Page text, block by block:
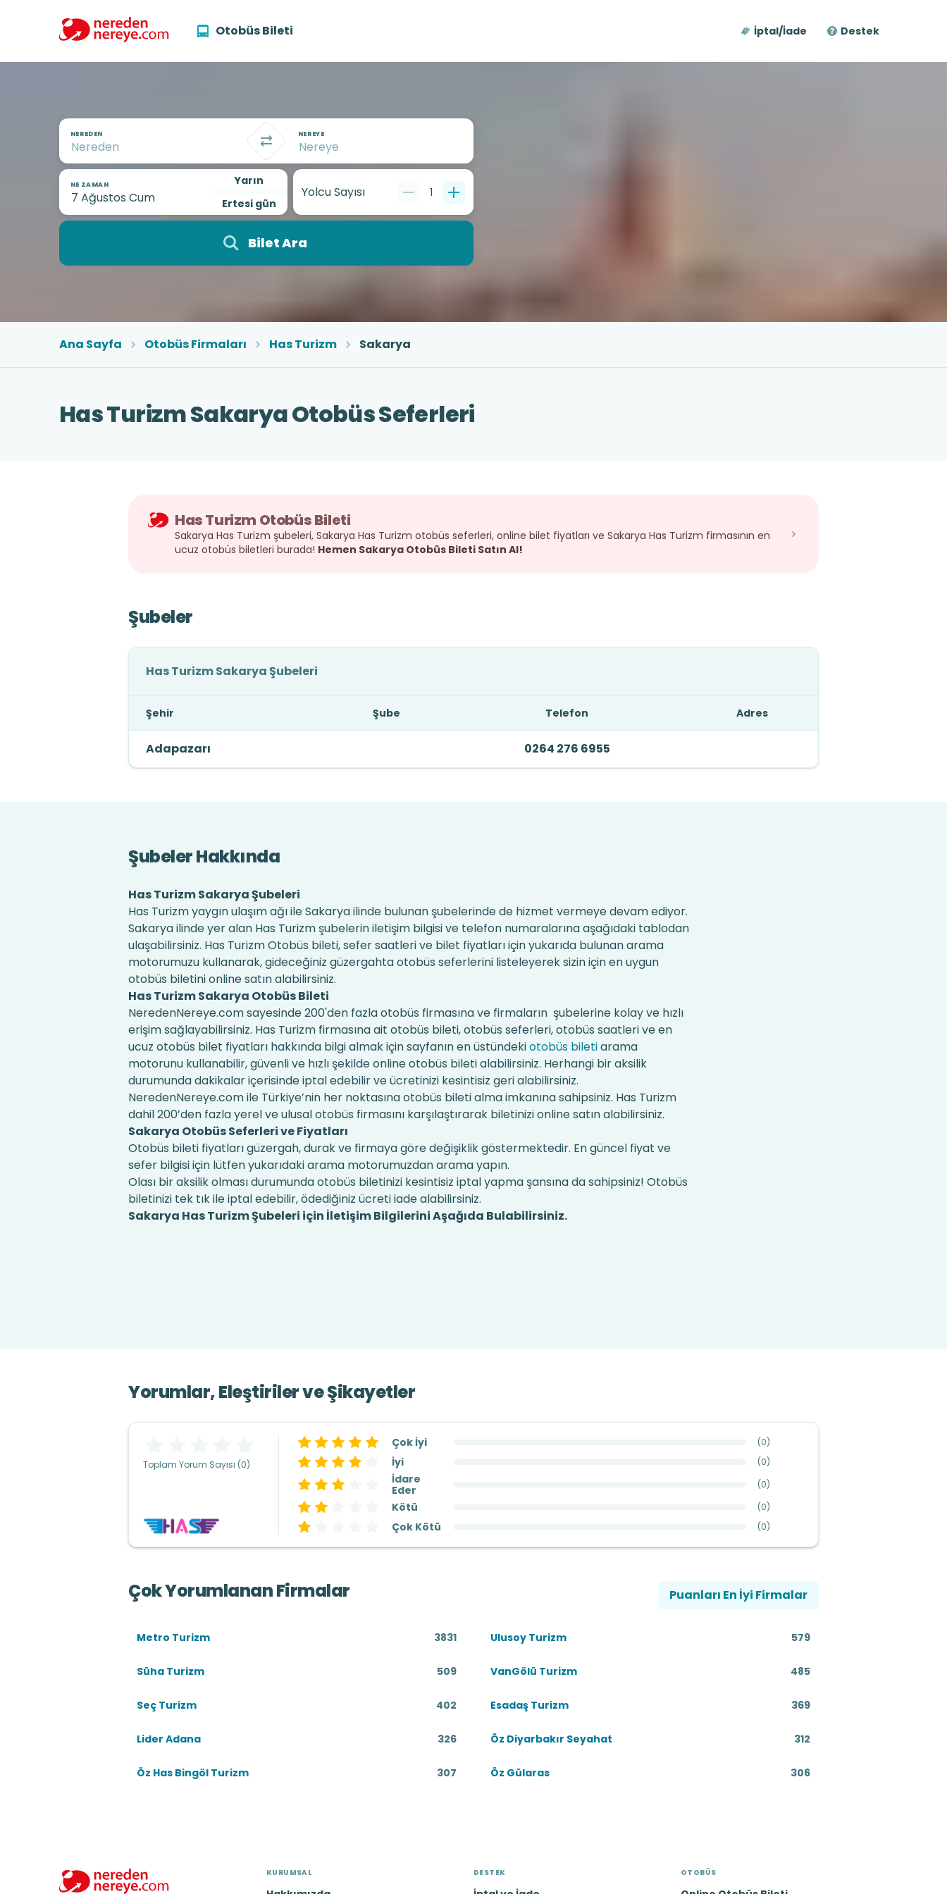
Otobüs Bileti İptal/İade Destek
NEREDEN NEREYE
NE ZAMAN
Yarın
Ertesi gün
Yolcu Sayısı 1
Bilet Ara
Ana Sayfa Otobüs Firmaları Has Turizm Sakarya
Has Turizm Sakarya Otobüs Seferleri
Has Turizm Otobüs Bileti
Sakarya Has Turizm şubeleri, Sakarya Has Turizm otobüs seferleri, online bilet fiyatları ve Sakarya Has Turizm firmasının en
ucuz otobüs biletleri burada! Hemen Sakarya Otobüs Bileti Satın Al!
Şubeler
Has Turizm Sakarya Şubeleri
Şehir Şube Telefon Adres
Adapazarı 0264 276 6955
Şubeler Hakkında
Has Turizm Sakarya Şubeleri
Has Turizm yaygın ulaşım ağı ile Sakarya ilinde bulunan şubelerinde de hizmet vermeye devam ediyor.
Sakarya ilinde yer alan Has Turizm şubelerin iletişim bilgisi ve telefon numaralarına aşağıdaki tablodan
ulaşabilirsiniz. Has Turizm Otobüs bileti, sefer saatleri ve bilet fiyatları için yukarıda bulunan arama
motorumuzu kullanarak, gideceğiniz güzergahta otobüs seferlerini listeleyerek sizin için en uygun
otobüs biletini online satın alabilirsiniz.
Has Turizm Sakarya Otobüs Bileti
NeredenNereye.com sayesinde 200'den fazla otobüs firmasına ve firmaların şubelerine kolay ve hızlı
erişim sağlayabilirsiniz. Has Turizm firmasına ait otobüs bileti, otobüs seferleri, otobüs saatleri ve en
ucuz otobüs bilet fiyatları hakkında bilgi almak için sayfanın en üstündekiotobüs biletiarama
motorunu kullanabilir, güvenli ve hızlı şekilde online otobüs bileti alabilirsiniz. Herhangi bir aksilik
durumunda dakikalar içerisinde iptal edebilir ve ücretinizi kesintisiz geri alabilirsiniz.
NeredenNereye.com ile Türkiye’nin her noktasına otobüs bileti alma imkanına sahipsiniz. Has Turizm
dahil 200’den fazla yerel ve ulusal otobüs firmasını karşılaştırarak biletinizi online satın alabilirsiniz.
Sakarya Otobüs Seferleri ve Fiyatları
Otobüs bileti fiyatları güzergah, durak ve firmaya göre değişiklik göstermektedir. En güncel fiyat ve
sefer bilgisi için lütfen yukarıdaki arama motorumuzdan arama yapın.
Olası bir aksilik olması durumunda otobüs biletinizi kesintisiz iptal yapma şansına da sahipsiniz! Otobüs
biletinizi tek tık ile iptal edebilir, ödediğiniz ücreti iade alabilirsiniz.
Sakarya Has Turizm Şubeleri için İletişim Bilgilerini Aşağıda Bulabilirsiniz.
Yorumlar, Eleştiriler ve Şikayetler
Toplam Yorum Sayısı (0)
Çok İyi (0)
İyi (0)
İdare
Eder
(0)
Kötü (0)
Çok Kötü (0)
Çok Yorumlanan Firmalar Puanları En İyi Firmalar
Metro Turizm 3831 Ulusoy Turizm 579
Süha Turizm 509 VanGölü Turizm 485
Seç Turizm 402 Esadaş Turizm 369
Lider Adana 326 Öz Diyarbakır Seyahat 312
Öz Has Bingöl Turizm 307 Öz Gülaras 306
KURUMSAL DESTEK OTOBÜS